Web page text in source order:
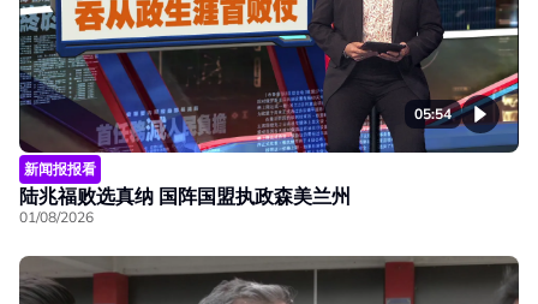
05:54
新闻报报看
陆兆福败选真纳 国阵国盟执政森美兰州
01/08/2026